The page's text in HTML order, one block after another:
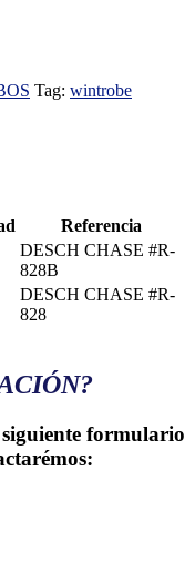
Tag: wintrobe
Referencia
DESCH CHASE #R-
828B
DESCH CHASE #R-
828
formulario